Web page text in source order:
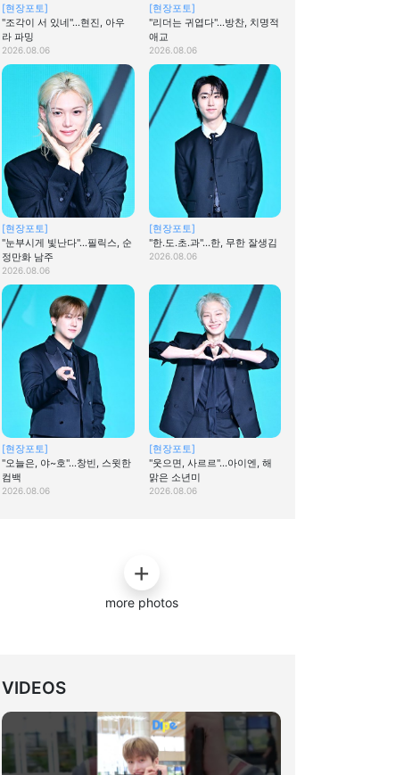
[현장포토]
"조각이 서 있네"…현진, 아우
라 파밍
2026.08.06
[현장포토]
"리더는 귀엽다"…방찬, 치명적
애교
2026.08.06
[현장포토]
"눈부시게 빛난다"…필릭스, 순
정만화 남주
2026.08.06
[현장포토]
"한.도.초.과"…한, 무한 잘생김
2026.08.06
[현장포토]
"오늘은, 야~호"…창빈, 스윗한
컴백
2026.08.06
[현장포토]
"웃으면, 사르르"…아이엔, 해
맑은 소년미
2026.08.06
more photos
VIDEOS